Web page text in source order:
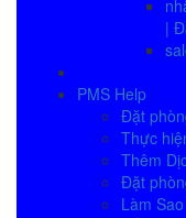
|
PMS Help
Đặt
Thực
Thêm
Đặt
Làm